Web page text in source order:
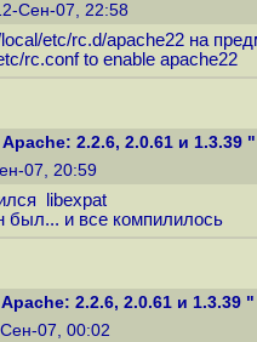
Сен-07, 22:58
etc/rc.d/apache22 на
rc.conf to enable apache22
2.2.6, 2.0.61 и 1.3.39 "
07, 20:59
libexpat
и все компилилось
2.2.6, 2.0.61 и 1.3.39 "
07, 00:02